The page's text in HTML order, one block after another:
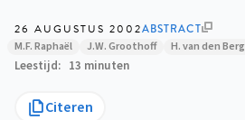
26 AUGUSTUS 2002ABSTRACT
M.F. Raphaël J.W. Groothoff H. van den Berg
Leestijd 13 minuten
Citeren